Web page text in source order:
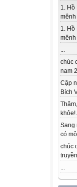
1.
mênh
1.
...
chúc
nam
Cập
Bích
Sang
có
chúc
...